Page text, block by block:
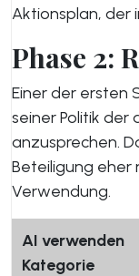
Aktionsplan, der
Phase 2:
Einer der ersten
seiner Politik der
anzusprechen.
Beteiligung eher
Verwendung.
AI verwenden
Kategorie